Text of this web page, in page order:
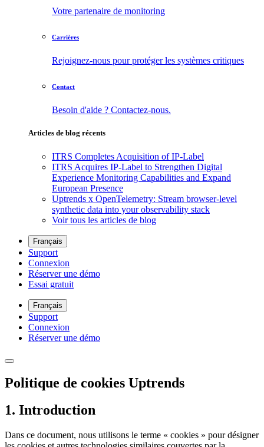
Votre partenaire de monitoring
Carrières
Rejoignez-nous pour protéger les systèmes critiques
Contact
Besoin d'aide ? Contactez-nous.
Articles de blog récents
ITRS Completes Acquisition of IP-Label
ITRS Acquires IP-Label to Strengthen Digital
Experience Monitoring Capabilities and Expand
European Presence
Uptrends x OpenTelemetry: Stream browser-level
synthetic data into your observability stack
Voir tous les articles de blog
Français
Support
Connexion
Réserver une démo
Essai gratuit
Français
Support
Connexion
Réserver une démo
Politique de cookies Uptrends
1. Introduction
Dans ce document, nous utilisons le terme « cookies » pour désigner